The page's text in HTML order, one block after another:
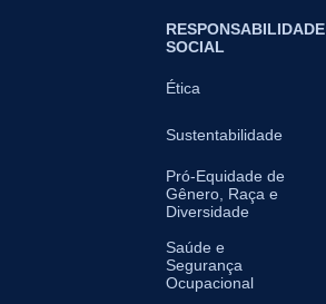
RESPONSABILIDADE
SOCIAL
Ética
Sustentabilidade
Pró-Equidade de
Gênero, Raça e
Diversidade
Saúde e
Segurança
Ocupacional